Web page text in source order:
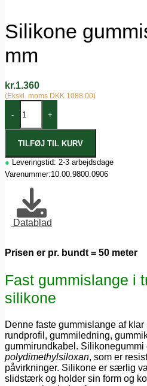
Silikone
mm
kr.1.360
(Ekskl. moms DKK 1088.00)
- +
TILFØJ TIL KURV
● Leveringstid: 2-3 arbejdsdage
Varenummer:10.00.9800.0906
Datablad
Prisen er pr. bundt = 50 meter
Fast gummislange i
silikone
Denne faste gummislange af
rundprofil, gummiledning,
gummirundkabel. Silikonegummi
polydimethylsiloxan, som er
påvirkninger. Silikone er særlig
slidstærk og holder sin form og